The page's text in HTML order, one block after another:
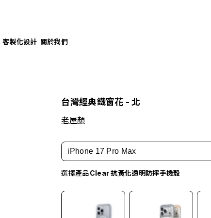
客製化設計 關於我們
台灣經典鐵窗花 - 北
老屋顏
iPhone 17 Pro Max
選擇產品Clear 抗黃化透明防摔手機殼